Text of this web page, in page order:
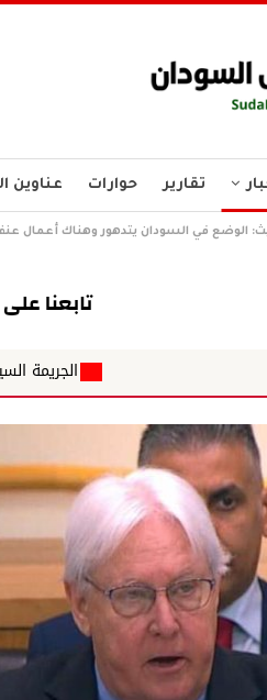
تقارير حوارات عناوين
الوضع في السودان يتدهور وهناك أعمال
الجريمة السيبرانية كتبت ✍